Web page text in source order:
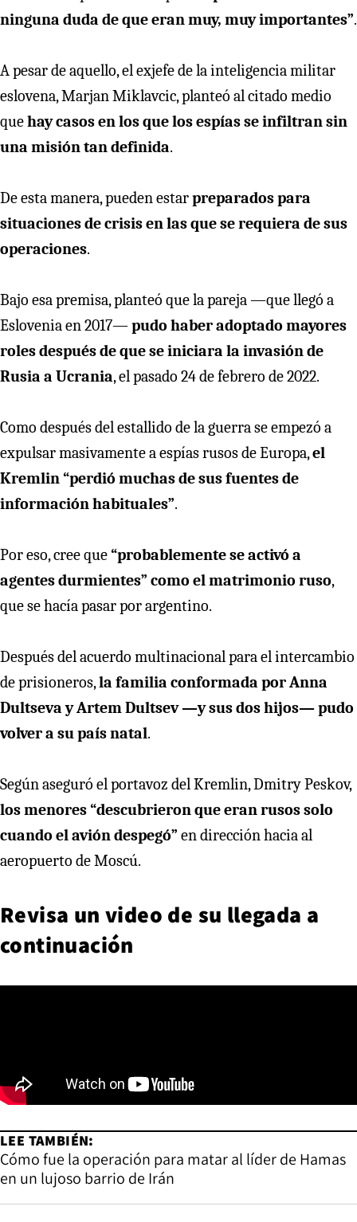
ninguna duda de que eran muy, muy importantes”.
A pesar de aquello, el exjefe de la inteligencia militar
eslovena, Marjan Miklavcic, planteó al citado medio
quehay casos en los que los espías se infiltran sin
una misión tan definida.
De esta manera, pueden estarpreparados para
situaciones de crisis en las que se requiera de sus
operaciones.
Bajo esa premisa, planteó que la pareja —que llegó a
Eslovenia en 2017—pudo haber adoptado mayores
roles después de que se iniciara la invasión de
Rusia a Ucrania, el pasado 24 de febrero de 2022.
Como después del estallido de la guerra se empezó a
expulsar masivamente a espías rusos de Europa,el
Kremlin “perdió muchas de sus fuentes de
información habituales”.
Por eso, cree que“probablemente se activó a
agentes durmientes” como el matrimonio ruso,
que se hacía pasar por argentino.
Después del acuerdo multinacional para el intercambio
de prisioneros,la familia conformada por Anna
Dultseva y Artem Dultsev —y sus dos hijos— pudo
volver a su país natal.
Según aseguró el portavoz del Kremlin, Dmitry Peskov,
los menores “descubrieron que eran rusos solo
cuando el avión despegó” en dirección hacia al
aeropuerto de Moscú.
Revisa un video de su llegada a
continuación
LEE TAMBIÉN:
Cómo fue la operación para matar al líder de Hamas
en un lujoso barrio de Irán